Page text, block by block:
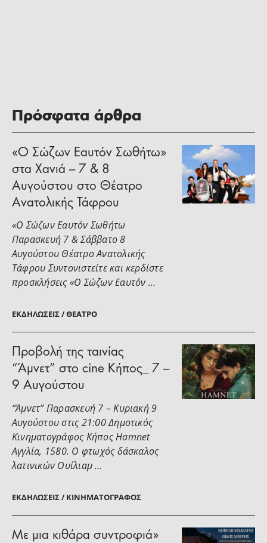
Πρόσφατα άρθρα
ΕΚΔΗΛΏΣΕΙΣ / ΘΈΑΤΡΟ
«Ο Σώζων Εαυτόν Σωθήτω»
στα Χανιά – 7 & 8
Αυγούστου στο Θέατρο
Ανατολικής Τάφρου
«Ο Σώζων Εαυτόν Σωθήτω
Παρασκευή 7 & Σάββατο 8
Αυγούστου Θέατρο Ανατολικής
Τάφρου Συντονιστείτε και κερδίστε
προσκλήσεις «Ο Σώζων Εαυτόν …
ΕΚΔΗΛΏΣΕΙΣ / ΚΙΝΗΜΑΤΟΓΡΆΦΟΣ
Προβολή της ταινίας
“Άμνετ” στο cine Κήπος_ 7 –
9 Αυγούστου
“Άμνετ” Παρασκευή 7 – Κυριακή 9
Αυγούστου στις 21:00 Δημοτικός
Κινηματογράφος Κήπος Hamnet
Αγγλία, 1580. Ο φτωχός δάσκαλος
λατινικών Ουίλιαμ …
Με μια κιθάρα συντροφιά»